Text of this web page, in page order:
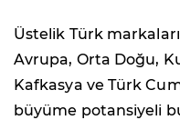
Üstelik Türk
Avrupa, Orta Doğu,
Kafkasya ve Türk
büyüme potansiyeli